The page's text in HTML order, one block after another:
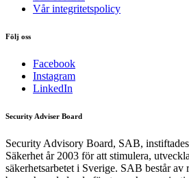
Vår integritetspolicy
Följ oss
Facebook
Instagram
LinkedIn
Security Adviser Board
Security Advisory Board, SAB,
Säkerhet år 2003 för att stimulera,
säkerhetsarbetet i Sverige. SAB består av